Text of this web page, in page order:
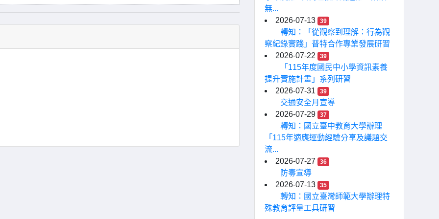
無...
2026-07-13
39
轉知：「從觀察到理解：行為觀
察紀錄實踐」普特合作專業發展研習
2026-07-22
39
「115年度國民中小學資訊素養
提升實施計畫」系列研習
2026-07-31
39
交通安全月宣導
2026-07-29
37
轉知：國立臺中教育大學辦理
「115年適應運動經驗分享及議題交
流...
2026-07-27
36
防毒宣導
2026-07-13
35
轉知：國立臺灣師範大學辦理特
殊教育評量工具研習